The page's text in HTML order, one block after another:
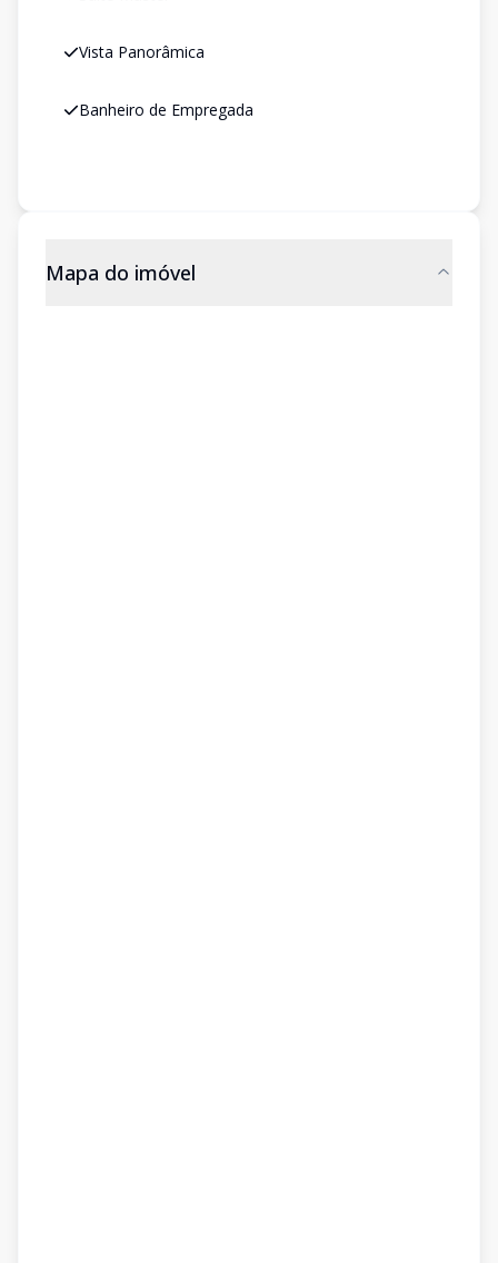
Vista Panorâmica
Banheiro de Empregada
Mapa do imóvel